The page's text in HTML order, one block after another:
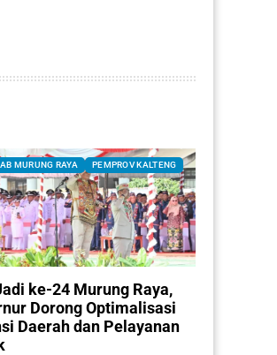
MURUNG RAYA PEMPROV KALTENG
ke-24 Murung Raya,
Dorong Optimalisasi
Daerah dan Pelayanan